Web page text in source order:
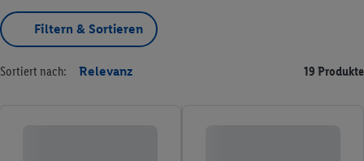
Filtern & Sortieren
Sortiert nach: Relevanz 19 Produkte